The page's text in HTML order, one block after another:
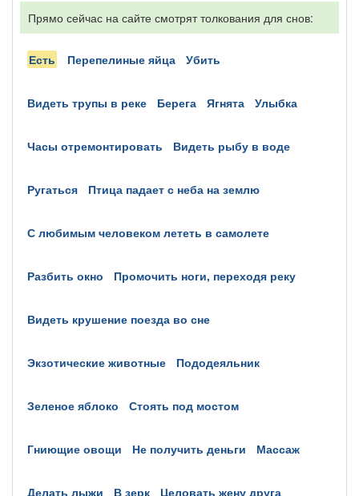
Прямо сейчас на сайте смотрят толкования для снов:
есть перепелиные яйца убить
видеть трупы в реке берега ягнята улыбка
часы отремонтировать видеть рыбу в воде
ругаться птица падает с неба на землю
с любимым человеком лететь в самолете
разбить окно промочить ноги, переходя реку
видеть крушение поезда во сне
экзотические животные пододеяльник
зеленое яблоко стоять под мостом
гниющие овощи не получить деньги массаж
делать лыжи в зерк целовать жену друга